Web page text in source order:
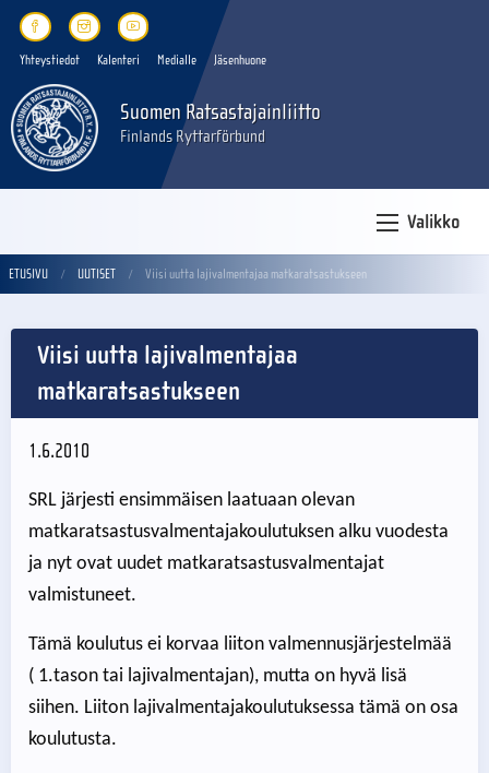
Yhteystiedot Kalenteri Medialle Jäsenhuone
Suomen Ratsastajainliitto
Finlands Ryttarförbund
Valikko
ETUSIVU UUTISET Viisi uutta lajivalmentajaa matkaratsastukseen
Viisi uutta lajivalmentajaa
matkaratsastukseen
1.6.2010
SRL järjesti ensimmäisen laatuaan olevan
matkaratsastusvalmentajakoulutuksen alku vuodesta
ja nyt ovat uudet matkaratsastusvalmentajat
valmistuneet.
Tämä koulutus ei korvaa liiton valmennusjärjestelmää
( 1.tason tai lajivalmentajan), mutta on hyvä lisä
siihen. Liiton lajivalmentajakoulutuksessa tämä on osa
koulutusta.